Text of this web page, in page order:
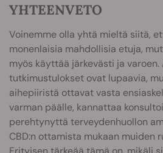
YHTEENVETO
Voinemme olla yhtä mieltä siitä,
monenlaisia mahdollisia etuja,
myös käyttää järkevästi ja
tutkimustulokset ovat lupaavia,
aihepiiristä ottavat vasta
varman päälle, kannattaa
perehtynyttä terveydenhuollon
CBD:n ottamista mukaan muiden